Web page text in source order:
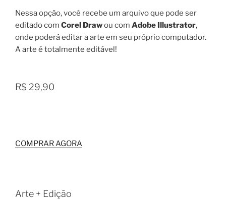
Nessa opção, você recebe um arquivo que pode ser
editado com Corel Drawou com Adobe Illustrator,
onde poderá editar a arte em seu próprio computador.
A arte é totalmente editável!
R$ 29,90
COMPRAR AGORA
Arte + Edição